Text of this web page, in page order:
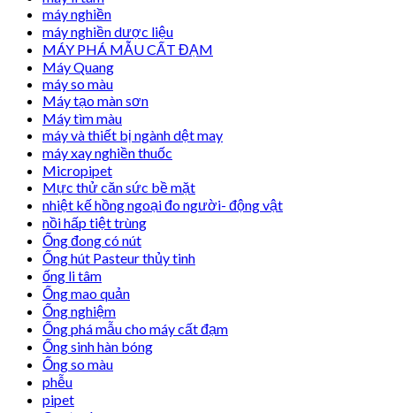
máy nghiền
máy nghiền dược liệu
MÁY PHÁ MẪU CẤT ĐẠM
Máy Quang
máy so màu
Máy tạo màn sơn
Máy tìm màu
máy và thiết bị ngành dệt may
máy xay nghiền thuốc
Micropipet
Mực thử căn sức bề mặt
nhiệt kế hồng ngoại đo người- động vật
nồi hấp tiệt trùng
Ống đong có nút
Ống hút Pasteur thủy tinh
ống li tâm
Ống mao quản
Ống nghiệm
Ống phá mẫu cho máy cất đạm
Ống sinh hàn bóng
Ống so màu
phễu
pipet